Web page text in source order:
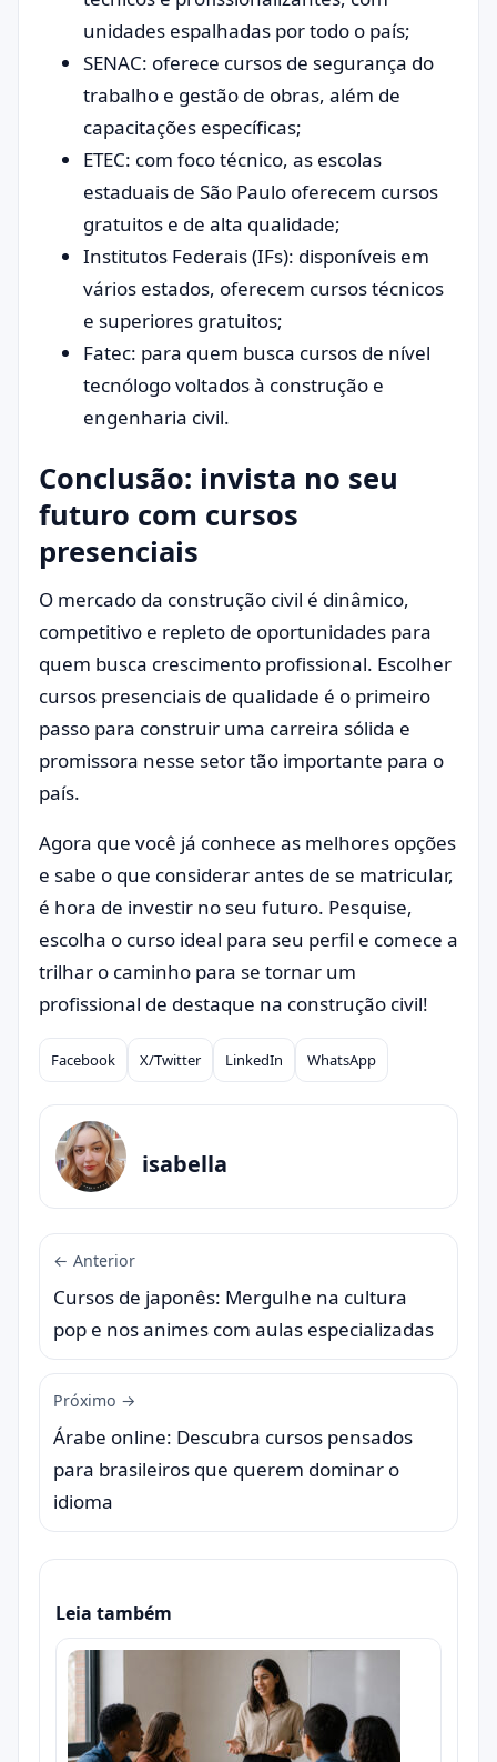
unidades espalhadas por todo o país;
SENAC: oferece cursos de segurança do
trabalho e gestão de obras, além de
capacitações específicas;
ETEC: com foco técnico, as escolas
estaduais de São Paulo oferecem cursos
gratuitos e de alta qualidade;
Institutos Federais (IFs): disponíveis em
vários estados, oferecem cursos técnicos
e superiores gratuitos;
Fatec: para quem busca cursos de nível
tecnólogo voltados à construção e
engenharia civil.
Conclusão: invista no seu
futuro com cursos
presenciais
O mercado da construção civil é dinâmico,
competitivo e repleto de oportunidades para
quem busca crescimento profissional. Escolher
cursos presenciais de qualidade é o primeiro
passo para construir uma carreira sólida e
promissora nesse setor tão importante para o
país.
Agora que você já conhece as melhores opções
e sabe o que considerar antes de se matricular,
é hora de investir no seu futuro. Pesquise,
escolha o curso ideal para seu perfil e comece a
trilhar o caminho para se tornar um
profissional de destaque na construção civil!
Compartilhar
Facebook X/Twitter LinkedIn WhatsApp
isabella
← Anterior
Cursos de japonês: Mergulhe na cultura
pop e nos animes com aulas especializadas
Próximo →
Árabe online: Descubra cursos pensados
para brasileiros que querem dominar o
idioma
Leia também